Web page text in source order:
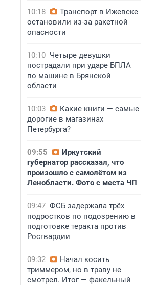
10:18
Транспорт в Ижевске
остановили из-за ракетной
опасности
10:10 Четыре девушки
пострадали при ударе БПЛА
по машине в Брянской
области
10:03
Какие книги — самые
дорогие в магазинах
Петербурга?
09:55
Иркутский
губернатор рассказал, что
произошло с самолётом из
Ленобласти. Фото с места ЧП
09:47 ФСБ задержала трёх
подростков по подозрению в
подготовке теракта против
Росгвардии
09:32
Начал косить
триммером, но в траву не
смотрел. Итог — факельный